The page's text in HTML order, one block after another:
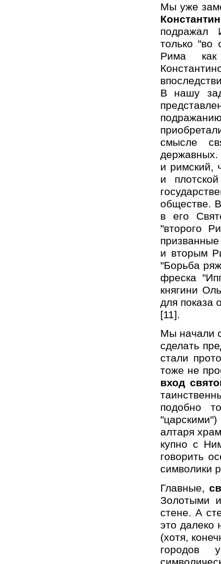
Мы уже
подражал
только "во
Рима как
В нашу
смысле
державных.
и римский,
и
обществе.
в его
"второго
и вторым
"Борьба
фреска
княгини
для показа
[11].
Мы начали
сделать
стали
тоже не
вход
подобно
алтаря
купно с
говорить
символики
Главные,
Золотыми
стене. А
это далеко
(хотя,
городов